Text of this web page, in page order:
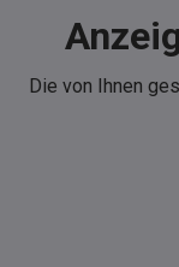
Die von Ihnen